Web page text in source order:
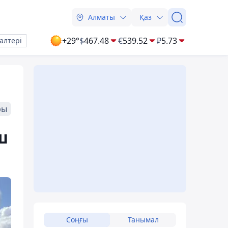
Алматы Қаз
+29°$467.48 €539.52 ₽5.73
Соңғы Танымал